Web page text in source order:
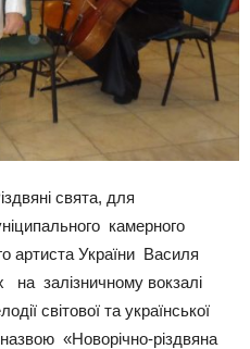
свята, для
камерного
артиста України Василя
залізничному вокзалі
світової та української
«Новорічно-різдвяна